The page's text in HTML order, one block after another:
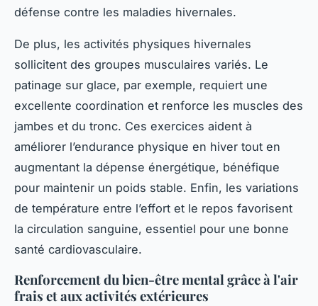
défense contre les maladies hivernales.
De plus, les activités physiques hivernales
sollicitent des groupes musculaires variés. Le
patinage sur glace, par exemple, requiert une
excellente coordination et renforce les muscles des
jambes et du tronc. Ces exercices aident à
améliorer l’endurance physique en hiver tout en
augmentant la dépense énergétique, bénéfique
pour maintenir un poids stable. Enfin, les variations
de température entre l’effort et le repos favorisent
la circulation sanguine, essentiel pour une bonne
santé cardiovasculaire.
Renforcement du bien-être mental grâce à l'air
frais et aux activités extérieures